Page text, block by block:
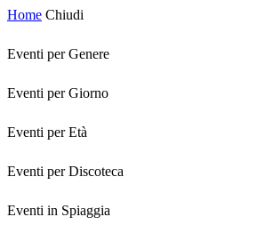
Home Chiudi
Eventi per Genere
Eventi per Giorno
Eventi per Età
Eventi per Discoteca
Eventi in Spiaggia